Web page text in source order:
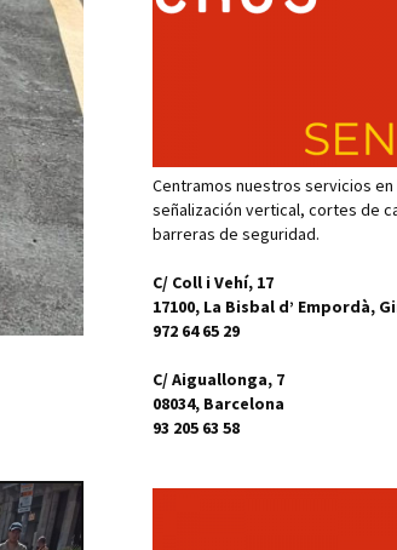
Centramos nuestros servicios
señalización vertical, cortes de
barreras de seguridad.
C/ Coll i Vehí, 17
17100, La Bisbal d’ Empordà,
972 64 65 29
C/ Aiguallonga, 7
08034, Barcelona
93 205 63 58